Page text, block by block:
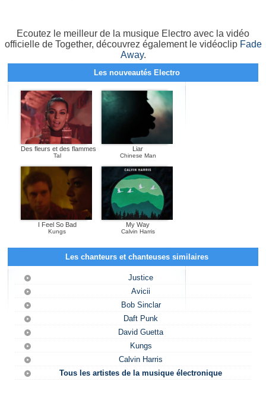
Ecoutez le meilleur de la musique Electro avec la vidéo
officielle de Together, découvrez également le vidéoclip Fade
Away.
Les nouveautés Electro
Des fleurs et des flammes
Tal
Liar
Chinese Man
I Feel So Bad
Kungs
My Way
Calvin Harris
Les chanteurs et chanteuses similaires
Justice
Avicii
Bob Sinclar
Daft Punk
David Guetta
Kungs
Calvin Harris
Tous les artistes de la musique électronique